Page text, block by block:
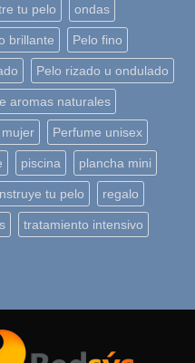
tu pelo ondas
brillante Pelo fino
Pelo rizado u ondulado
aromas naturales
Perfume unisex
piscina plancha mini
tu pelo regalo
tratamiento intensivo